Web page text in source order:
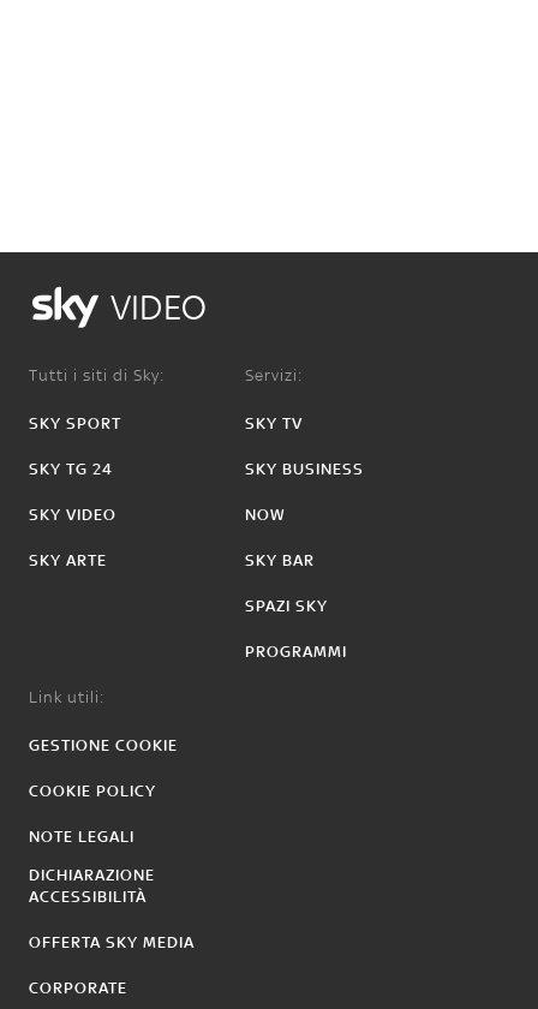
VIDEO
Tutti i siti di Sky:
SKY SPORT
SKY TG 24
SKY VIDEO
SKY ARTE
Servizi:
SKY TV
SKY BUSINESS
NOW
SKY BAR
SPAZI SKY
PROGRAMMI
Link utili:
GESTIONE COOKIE
COOKIE POLICY
NOTE LEGALI
DICHIARAZIONE
ACCESSIBILITÀ
OFFERTA SKY MEDIA
CORPORATE